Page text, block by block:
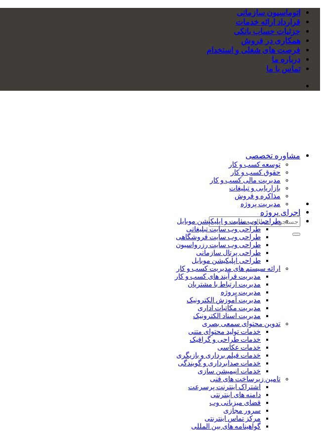
اتوماسیون سازمانی
قرارداد ارائه خدمات
جزئیات حساب بانکی
همکاری در فروش
فرصت های شغلی و استخدام
درباره ما
تماس با ما
مشاوره تخصصی
توسعه کسب و کار
حقوق کسب و کار
مدیریت مالی کسب و کار
بازاریابی و تبلیغات
مذاکره و فروش
مدیریت پروژه
اجرای پروژه
طراحی وب سایت و اپلیکیشن موبایل
طراحی وب سایت تبلیغاتی
طراحی وب سایت فروشگاهی
طراحی وب سایت رزرواسیون
طراحی پرتال سازمانی
طراحی اپلیکیشن موبایل
ارائه سیستم های مدیریت کسب و کار
مدیریت فرآیند های کسب و کار
مدیریت ارتباط با مشتریان
مدیریت پروژه
مدیریت آموزش الکترونیک
مدیریت مکاتبات اداری
مدیریت اسناد الکترونیک
تدوین محتوای سمعی بصری
خدمات تولید محتوای متنی
خدمات طراحی و گرافیک
خدمات عکاسی
خدمات فیلم برداری و بازیگری
خدمات صدابرداری و گویندگی
خدمات انیمیشن سازی
تامین زیرساخت های فنی
اشتراک اینترنت پرسرعت
دامنه های اینترنتی
فضای میزبانی وب
سرور مجازی
مرکز تماس اینترنتی
گواهینامه های بین المللی